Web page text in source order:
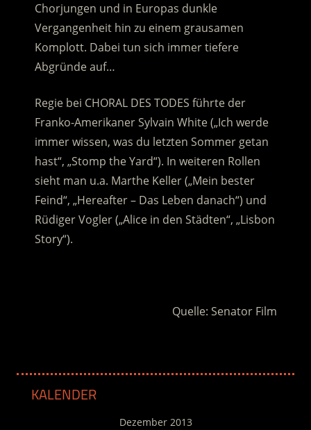
Chorjungen und in Europas dunkle
Vergangenheit hin zu einem grausamen
Komplott. Dabei tun sich immer tiefere
Abgründe auf…
Regie bei CHORAL DES TODES führte der
Franko-Amerikaner Sylvain White („Ich werde
immer wissen, was du letzten Sommer getan
hast“, „Stomp the Yard“). In weiteren Rollen
sieht man u.a. Marthe Keller („Mein bester
Feind“, „Hereafter – Das Leben danach“) und
Rüdiger Vogler („Alice in den Städten“, „Lisbon
Story“).
Quelle: Senator Film
KALENDER
Dezember 2013